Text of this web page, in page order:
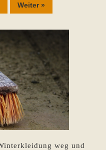
Weiter »
weg und